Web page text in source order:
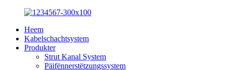
Heem
Kabelschachtsystem
Produkter
Strut Kanal System
Päifënnerstëtzungssystem